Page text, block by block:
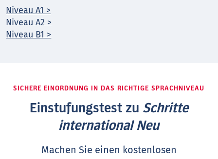
Niveau A1 >
Niveau A2 >
Niveau B1 >
SICHERE EINORDNUNG IN DAS RICHTIGE SPRACHNIVEAU
Einstufungstest zu Schritte
international Neu
Machen Sie einen kostenlosen